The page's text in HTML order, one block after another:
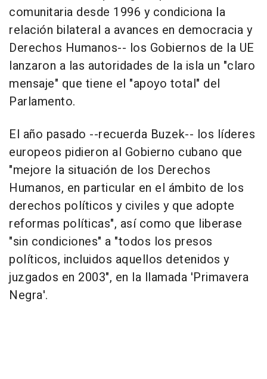
comunitaria desde 1996 y condiciona la
relación bilateral a avances en democracia y
Derechos Humanos-- los Gobiernos de la UE
lanzaron a las autoridades de la isla un "claro
mensaje" que tiene el "apoyo total" del
Parlamento.
El año pasado --recuerda Buzek-- los líderes
europeos pidieron al Gobierno cubano que
"mejore la situación de los Derechos
Humanos, en particular en el ámbito de los
derechos políticos y civiles y que adopte
reformas políticas", así como que liberase
"sin condiciones" a "todos los presos
políticos, incluidos aquellos detenidos y
juzgados en 2003", en la llamada 'Primavera
Negra'.